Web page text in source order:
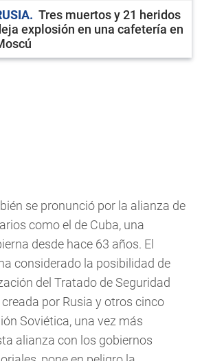
Tres muertos y 21 heridos
explosión en una cafetería en
se pronunció por la alianza de
como el de Cuba, una
desde hace 63 años. El
considerado la posibilidad de
del Tratado de Seguridad
por Rusia y otros cinco
Soviética, una vez más
alianza con los gobiernos